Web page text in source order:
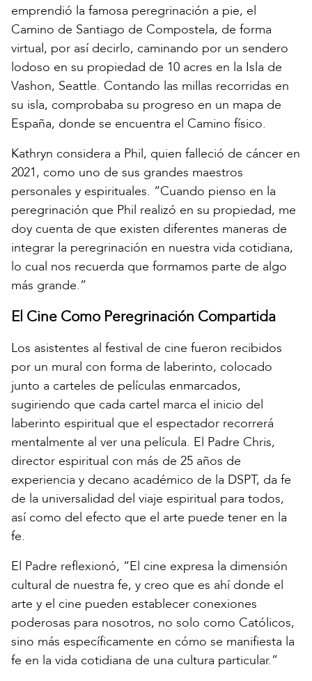
emprendió la famosa peregrinación a pie, el
Camino de Santiago de Compostela, de forma
virtual, por así decirlo, caminando por un sendero
lodoso en su propiedad de 10 acres en la Isla de
Vashon, Seattle. Contando las millas recorridas en
su isla, comprobaba su progreso en un mapa de
España, donde se encuentra el Camino físico.
Kathryn considera a Phil, quien falleció de cáncer en
2021, como uno de sus grandes maestros
personales y espirituales. “Cuando pienso en la
peregrinación que Phil realizó en su propiedad, me
doy cuenta de que existen diferentes maneras de
integrar la peregrinación en nuestra vida cotidiana,
lo cual nos recuerda que formamos parte de algo
más grande.”
El Cine Como Peregrinación Compartida
Los asistentes al festival de cine fueron recibidos
por un mural con forma de laberinto, colocado
junto a carteles de películas enmarcados,
sugiriendo que cada cartel marca el inicio del
laberinto espiritual que el espectador recorrerá
mentalmente al ver una película. El Padre Chris,
director espiritual con más de 25 años de
experiencia y decano académico de la DSPT, da fe
de la universalidad del viaje espiritual para todos,
así como del efecto que el arte puede tener en la
fe.
El Padre reflexionó, “El cine expresa la dimensión
cultural de nuestra fe, y creo que es ahí donde el
arte y el cine pueden establecer conexiones
poderosas para nosotros, no solo como Católicos,
sino más específicamente en cómo se manifiesta la
fe en la vida cotidiana de una cultura particular.”